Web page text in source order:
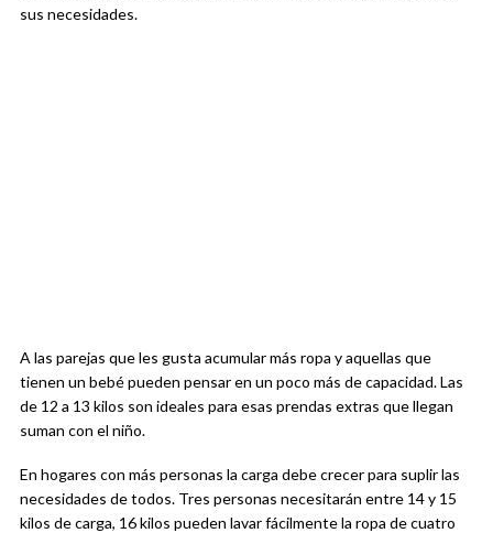
sus necesidades.
A las parejas que les gusta acumular más ropa y aquellas que
tienen un bebé pueden pensar en un poco más de capacidad. Las
de 12 a 13 kilos son ideales para esas prendas extras que llegan
suman con el niño.
En hogares con más personas la carga debe crecer para suplir las
necesidades de todos. Tres personas necesitarán entre 14 y 15
kilos de carga, 16 kilos pueden lavar fácilmente la ropa de cuatro